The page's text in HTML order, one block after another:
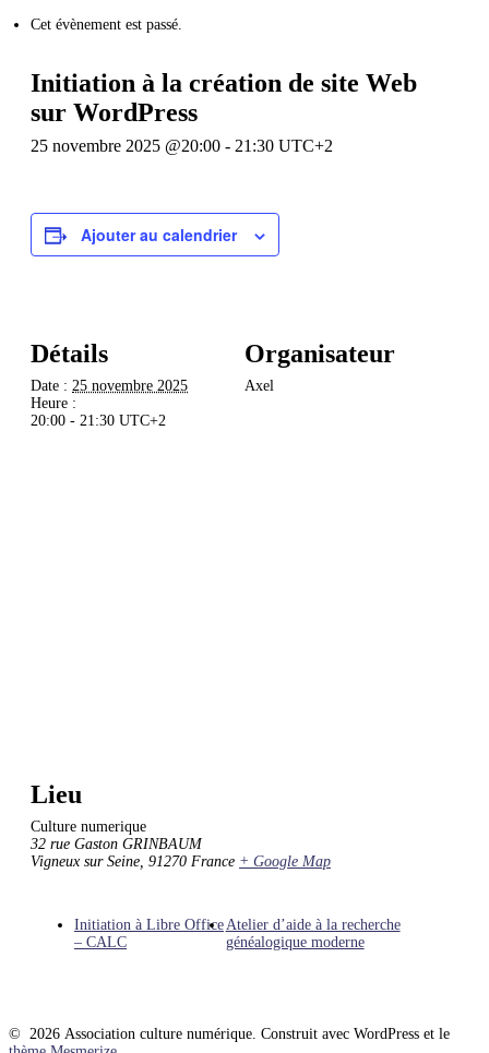
Cet évènement est passé.
Initiation à la création de site Web
sur WordPress
25 novembre 2025 @20:00 - 21:30 UTC+2
Ajouter au calendrier
Détails
Date : 25 novembre 2025
Heure :
20:00 - 21:30 UTC+2
Organisateur
Axel
Lieu
Culture numerique
32 rue Gaston GRINBAUM
Vigneux sur Seine 91270 France + Google Map
Initiation à Libre Office
– CALC
Atelier d’aide à la recherche
généalogique moderne
© 2026 Association culture numérique. Construit avec WordPress et le